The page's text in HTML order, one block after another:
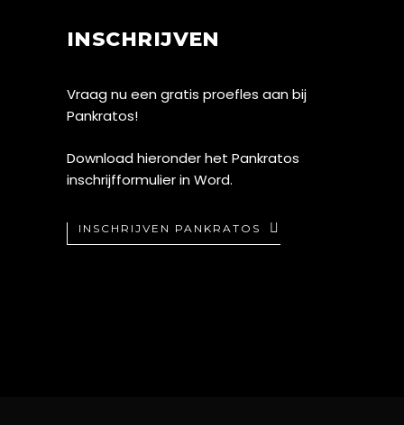
INSCHRIJVEN
Vraag nu een gratis proefles aan bij
Pankratos!
Download hieronder het Pankratos
inschrijfformulier in Word.
INSCHRIJVEN PANKRATOS